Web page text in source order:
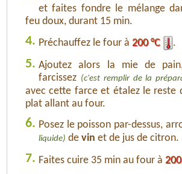
et faites fondre le mélange
feu doux, durant 15 min.
4. Préchauffez le four à 200 °C .
5. Ajoutez alors la mie de
farcissez (c'est remplir de la
avec cette farce et étalez le reste
plat allant au four.
6. Posez le poisson par-dessus,
liquide) de vin et de jus de citron.
7. Faites cuire 35 min au four à 200